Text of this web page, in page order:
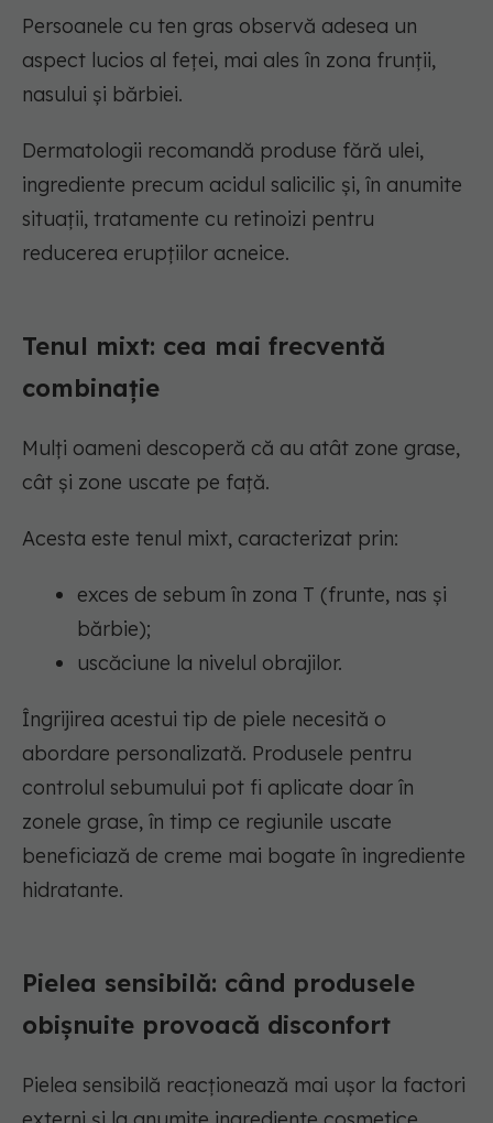
Persoanele cu ten gras observă adesea un
aspect lucios al feței, mai ales în zona frunții,
nasului și bărbiei.
Dermatologii recomandă produse fără ulei,
ingrediente precum acidul salicilic și, în anumite
situații, tratamente cu retinoizi pentru
reducerea erupțiilor acneice.
Tenul mixt: cea mai frecventă
combinație
Mulți oameni descoperă că au atât zone grase,
cât și zone uscate pe față.
Acesta este tenul mixt, caracterizat prin:
exces de sebum în zona T (frunte, nas și
bărbie);
uscăciune la nivelul obrajilor.
Îngrijirea acestui tip de piele necesită o
abordare personalizată. Produsele pentru
controlul sebumului pot fi aplicate doar în
zonele grase, în timp ce regiunile uscate
beneficiază de creme mai bogate în ingrediente
hidratante.
Pielea sensibilă: când produsele
obișnuite provoacă disconfort
Pielea sensibilă reacționează mai ușor la factori